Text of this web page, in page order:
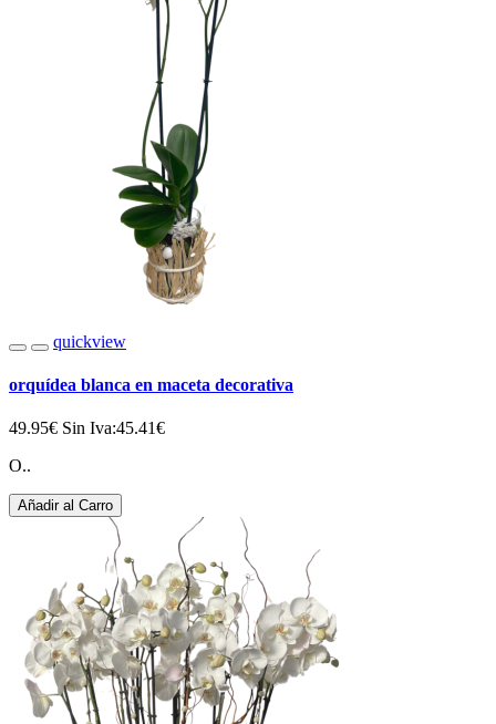
quickview
orquídea blanca en maceta decorativa
49.95€ Sin Iva:45.41€
O..
Añadir al Carro